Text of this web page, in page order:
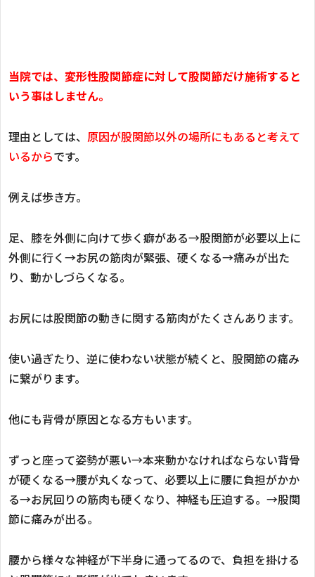
当院では、変形性股関節症に対して股関節だけ施術すると
いう事はしません。
理由としては、 原因が股関節以外の場所にもあると考えて
いるからです。
例えば歩き方。
足、膝を外側に向けて歩く癖がある→股関節が必要以上に
外側に行く→お尻の筋肉が緊張、硬くなる→痛みが出た
り、動かしづらくなる。
お尻には股関節の動きに関する筋肉がたくさんあります。
使い過ぎたり、逆に使わない状態が続くと、股関節の痛み
に繋がります。
他にも背骨が原因となる方もいます。
ずっと座って姿勢が悪い→本来動かなければならない背骨
が硬くなる→腰が丸くなって、必要以上に腰に負担がかか
る→お尻回りの筋肉も硬くなり、神経も圧迫する。→股関
節に痛みが出る。
腰から様々な神経が下半身に通ってるので、負担を掛ける